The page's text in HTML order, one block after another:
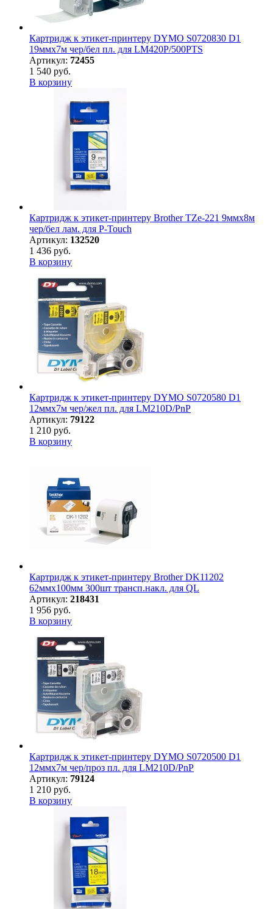
Картридж к этикет-принтеру DYMO S0720830 D1
19ммх7м чер/бел пл. для LM420P/500PTS
Артикул: 72455
1 540 руб.
В корзину
Картридж к этикет-принтеру Brother TZe-221 9ммх8м
чер/бел лам. для P-Touch
Артикул: 132520
1 436 руб.
В корзину
Картридж к этикет-принтеру DYMO S0720580 D1
12ммх7м чер/жел пл. для LM210D/PnP
Артикул: 79122
1 210 руб.
В корзину
Картридж к этикет-принтеру Brother DK11202
62ммх100мм 300шт трансп.накл. для QL
Артикул: 218431
1 956 руб.
В корзину
Картридж к этикет-принтеру DYMO S0720500 D1
12ммх7м чер/проз пл. для LM210D/PnP
Артикул: 79124
1 210 руб.
В корзину